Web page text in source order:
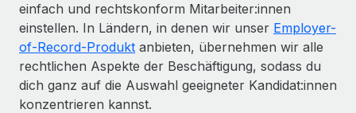
einfach und rechtskonform Mitarbeiter:innen
einstellen. In Ländern, in denen wir unser Employer-
of-Record-Produkt anbieten, übernehmen wir alle
rechtlichen Aspekte der Beschäftigung, sodass du
dich ganz auf die Auswahl geeigneter Kandidat:innen
konzentrieren kannst.